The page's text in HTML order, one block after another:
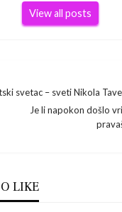
View all posts
svetac – sveti Nikola
Je li napokon došlo
LIKE